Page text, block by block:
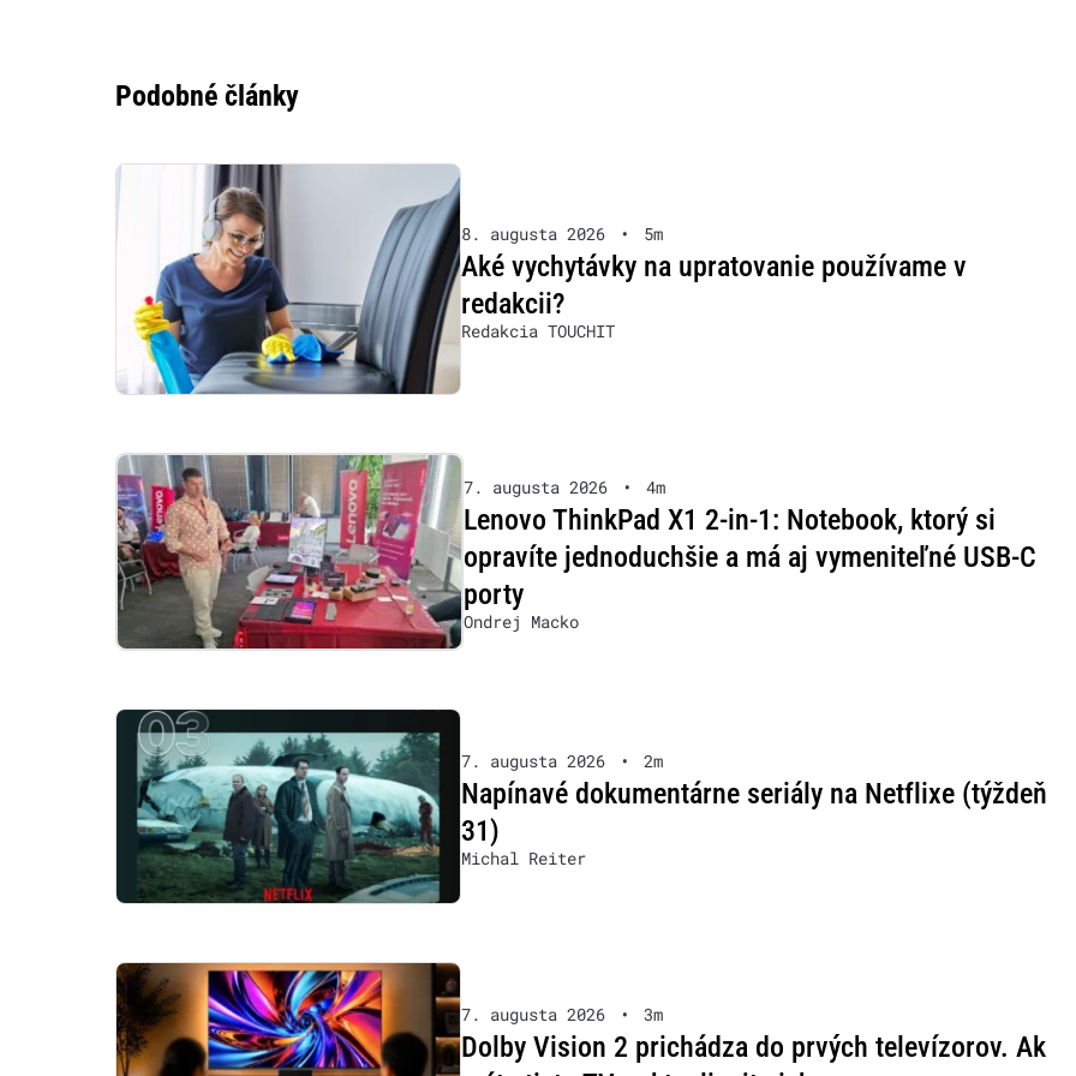
Podobné články
8. augusta 2026 • 5m
Aké vychytávky na upratovanie používame v
redakcii?
Redakcia TOUCHIT
7. augusta 2026 • 4m
Lenovo ThinkPad X1 2-in-1: Notebook, ktorý si
opravíte jednoduchšie a má aj vymeniteľné USB-C
porty
Ondrej Macko
7. augusta 2026 • 2m
Napínavé dokumentárne seriály na Netflixe (týždeň
31)
Michal Reiter
7. augusta 2026 • 3m
Dolby Vision 2 prichádza do prvých televízorov. Ak